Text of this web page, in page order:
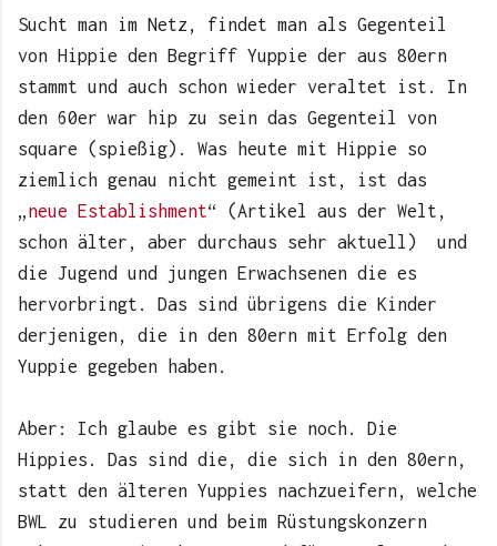
Sucht man im Netz, findet man als Gegenteil
von Hippie den Begriff Yuppie der aus 80ern
stammt und auch schon wieder veraltet ist. In
den 60er war hip zu sein das Gegenteil von
square (spießig). Was heute mit Hippie so
ziemlich genau nicht gemeint ist, ist das
„neue Establishment“ (Artikel aus der Welt,
schon älter, aber durchaus sehr aktuell) und
die Jugend und jungen Erwachsenen die es
hervorbringt. Das sind übrigens die Kinder
derjenigen, die in den 80ern mit Erfolg den
Yuppie gegeben haben.
Aber: Ich glaube es gibt sie noch. Die
Hippies. Das sind die, die sich in den 80ern,
statt den älteren Yuppies nachzueifern, welche
BWL zu studieren und beim Rüstungskonzern